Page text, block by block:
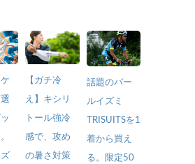
【ガチ冷
え】キシリ
トール強冷
感で、攻め
の暑さ対策
話題のパー
ルイズミ
TRISUITSを1
着から買え
る。限定50